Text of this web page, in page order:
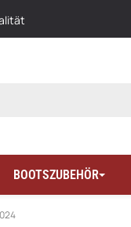
BOOTSZUBEHÖR